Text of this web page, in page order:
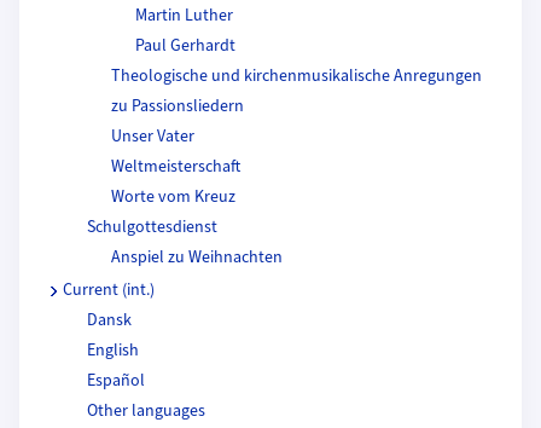
Martin Luther
Paul Gerhardt
Theologische und kirchenmusikalische Anregungen
zu Passionsliedern
Unser Vater
Weltmeisterschaft
Worte vom Kreuz
Schulgottesdienst
Anspiel zu Weihnachten
Current (int.)
Dansk
English
Español
Other languages